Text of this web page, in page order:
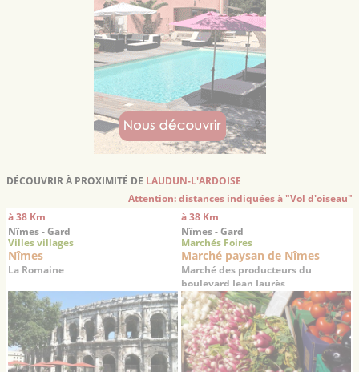
DÉCOUVRIR À PROXIMITÉ DE LAUDUN-L'ARDOISE
Attention: distances indiquées à "Vol d'oiseau"
à 38 Km
Nîmes - Gard
Villes villages
Nîmes
La Romaine
à 38 Km
Nîmes - Gard
Marchés Foires
Marché paysan de Nîmes
Marché des producteurs du
boulevard Jean Jaurès